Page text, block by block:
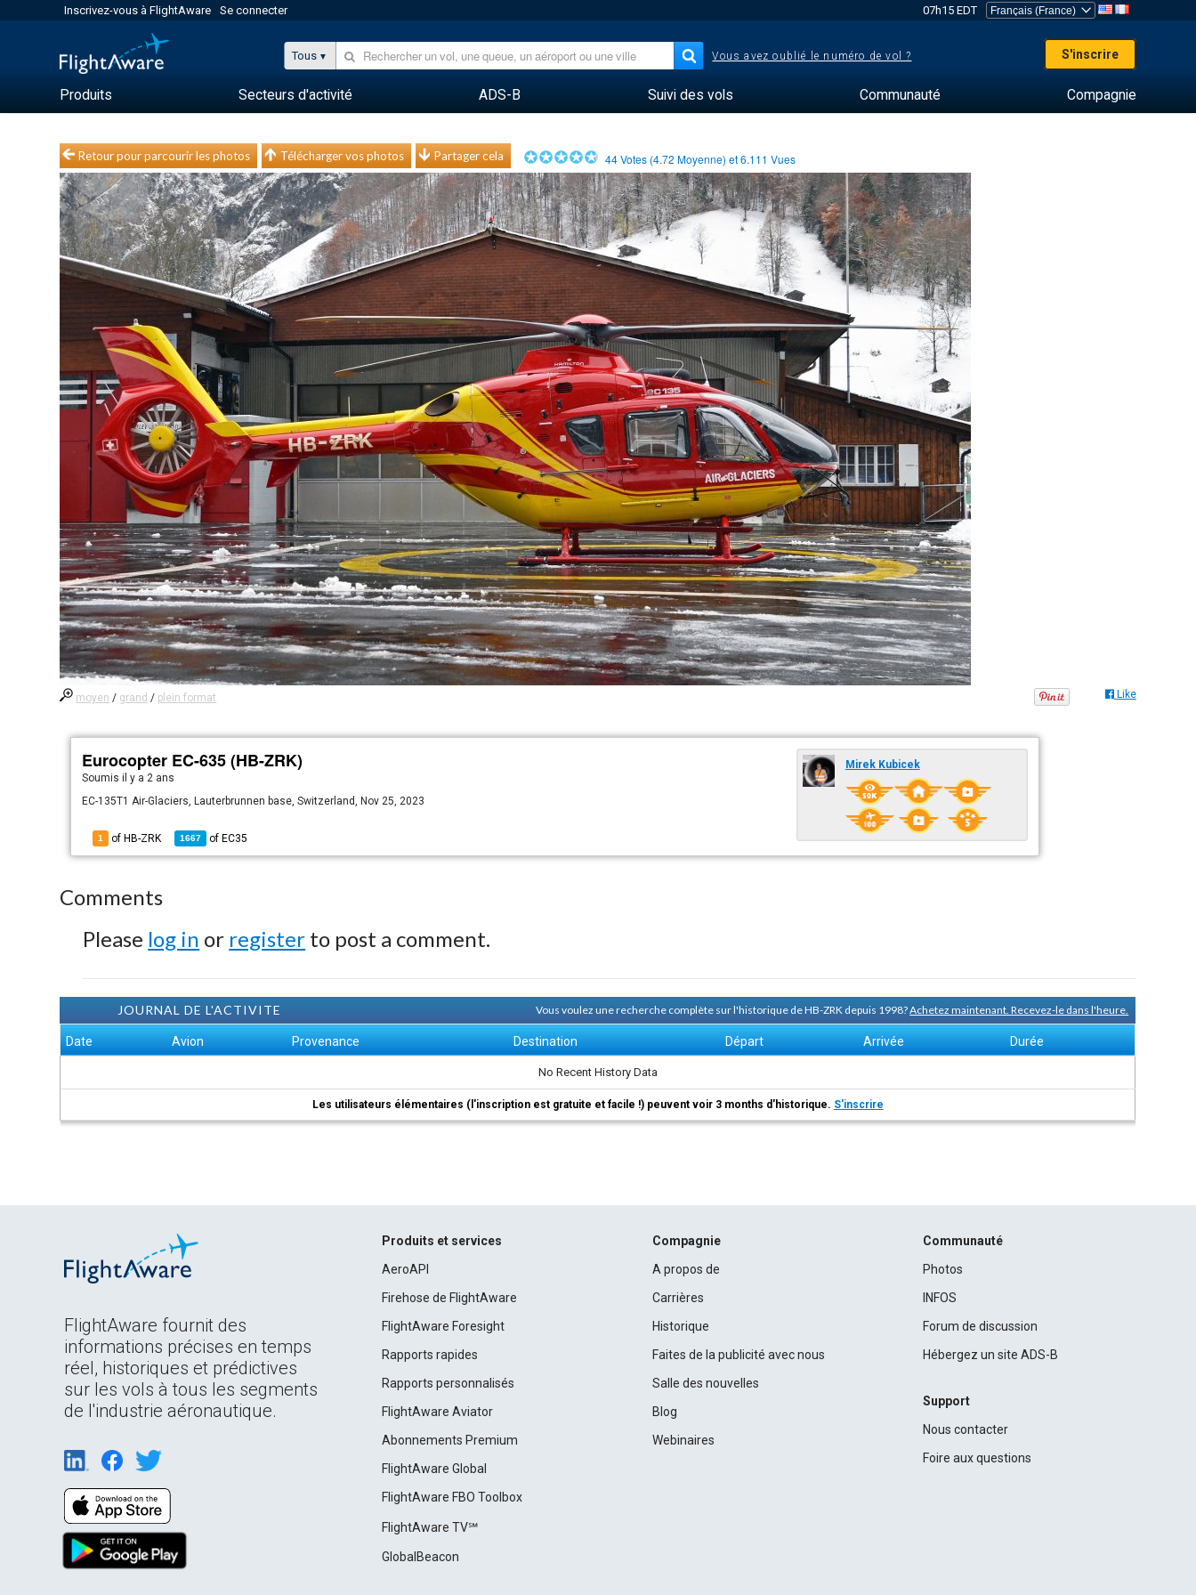
Inscrivez-vous à FlightAware Se connecter 07h15 EDT
Tous Vous avez oublié le numéro de vol ? S'inscrire
Produits Secteurs d'activité ADS-B Suivi des vols Communauté Compagnie
Retour pour parcourir les photos Télécharger vos photos Partager cela 44Votes (4.72 Moyenne) et6.111 Vues
moyen / grand / plein format Like
Eurocopter EC-635 (HB-ZRK)
Soumisil y a 2 ans
EC-135T1 Air-Glaciers, Lauterbrunnen base, Switzerland, Nov 25, 2023
1 of HB-ZRK 1667 of EC35
Mirek Kubicek
Comments
Please log in or register to post a comment.
JOURNAL DE L'ACTIVITE Vous voulez une recherche complète sur l'historique de HB-ZRK depuis 1998?Achetez maintenant. Recevez-le dans l'heure.
Date Avion Provenance Destination Départ Arrivée Durée
No Recent History Data
Les utilisateurs élémentaires (l'inscription est gratuite et facile !) peuvent voir 3 months d'historique. S'inscrire
FlightAware fournit des
informations précises en temps
réel, historiques et prédictives
sur les vols à tous les segments
de l'industrie aéronautique.
Produits et services
AeroAPI
Firehose de FlightAware
FlightAware Foresight
Rapports rapides
Rapports personnalisés
FlightAware Aviator
Abonnements Premium
FlightAware Global
FlightAware FBO Toolbox
FlightAware TV℠
GlobalBeacon
Compagnie
A propos de
Carrières
Historique
Faites de la publicité avec nous
Salle des nouvelles
Blog
Webinaires
Communauté
Photos
INFOS
Forum de discussion
Hébergez un site ADS-B
Support
Nous contacter
Foire aux questions